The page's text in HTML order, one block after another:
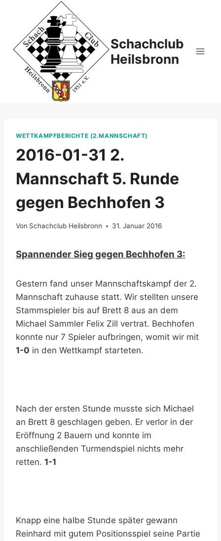
springen
Schachclub
Heilsbronn
WETTKAMPFBERICHTE (2.MANNSCHAFT)
2016-01-31 2.
Mannschaft 5. Runde
gegen Bechhofen 3
Von Schachclub Heilsbronn 31. Januar 2016
Spannender Sieg gegen Bechhofen 3:
Gestern fand unser Mannschaftskampf der 2.
Mannschaft zuhause statt. Wir stellten unsere
Stammspieler bis auf Brett 8 aus an dem
Michael Sammler Felix Zill vertrat. Bechhofen
konnte nur 7 Spieler aufbringen, womit wir mit
1-0 in den Wettkampf starteten.
Nach der ersten Stunde musste sich Michael
an Brett 8 geschlagen geben. Er verlor in der
Eröffnung 2 Bauern und konnte im
anschließenden Turmendspiel nichts mehr
retten. 1-1
Knapp eine halbe Stunde später gewann
Reinhard mit gutem Positionsspiel seine Partie